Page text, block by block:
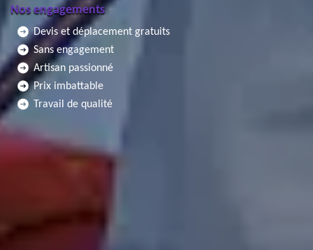
Nos engagements
Devis et déplacement gratuits
Sans engagement
Artisan passionné
Prix imbattable
Travail de qualité